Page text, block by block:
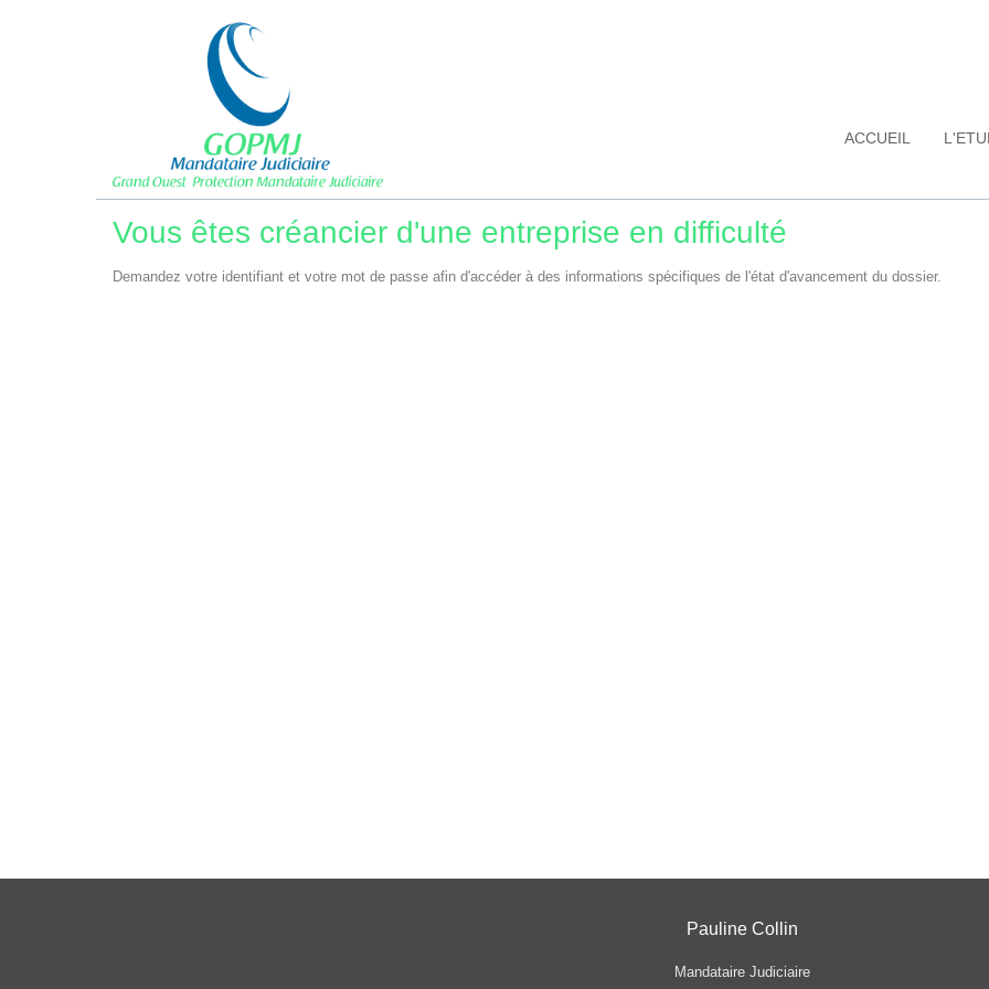
ACCUEIL
Vous êtes créancier d'une entreprise en difficulté
Demandez votre identifiant et votre mot de passe afin d'accéder à des informations spécifiques de l'état d'avancement du dossier.
Pauline Collin
Mandataire Judiciaire